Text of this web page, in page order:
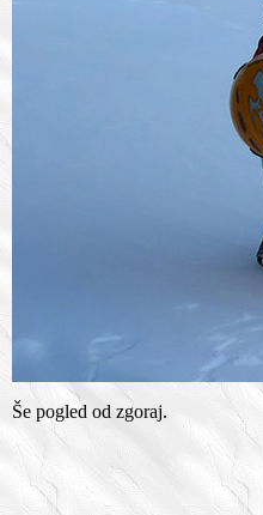
Še pogled od zgoraj.